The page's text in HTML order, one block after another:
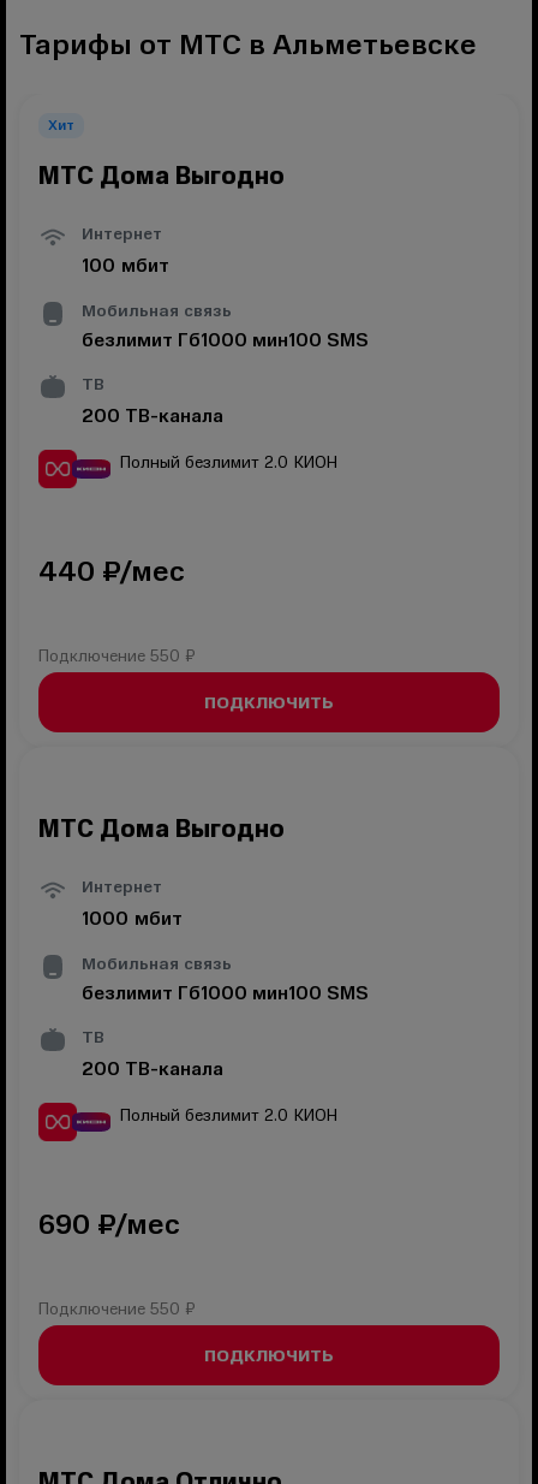
Тарифы от МТС в Альметьевске
Хит
МТС Дома Выгодно
Интернет
100 мбит
Мобильная связь
безлимит Гб1000 мин100 SMS
ТВ
200 ТВ-канала
Полный безлимит 2.0 КИОН
440 ₽/мес
Подключение 550 ₽
ПОДКЛЮЧИТЬ
МТС Дома Выгодно
Интернет
1000 мбит
Мобильная связь
безлимит Гб1000 мин100 SMS
ТВ
200 ТВ-канала
Полный безлимит 2.0 КИОН
690 ₽/мес
Подключение 550 ₽
ПОДКЛЮЧИТЬ